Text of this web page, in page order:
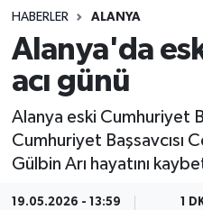
HABERLER ALANYA
Alanya'da
acı günü
Alanya eski Cumhuriyet
Cumhuriyet Başsavcısı
Gülbin Arı hayatını
19.05.2026 - 13:59 1
Siyaset
Spor
Turizm
Ekonomi
Süper Lig Puan
Tüm Manşetler
Son Dakika Haberleri
Haber Arşivi